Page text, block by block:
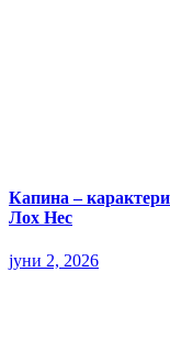
Капина –
Лох Нес
јуни 2, 2026